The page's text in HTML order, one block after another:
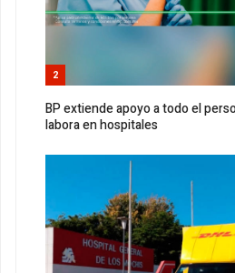
2
BP extiende apoyo a todo el
labora en hospitales